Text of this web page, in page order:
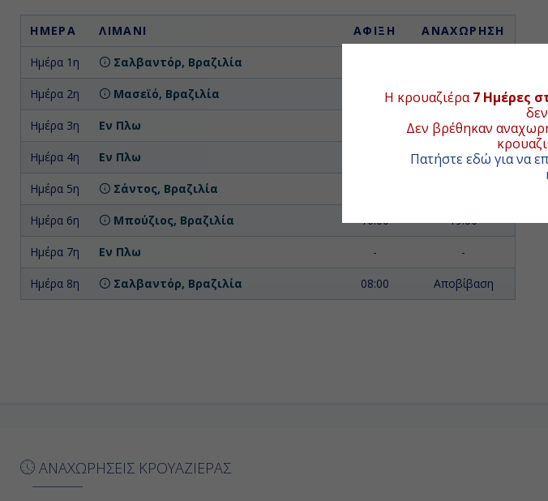
Η κρουαζιέρα7 Ημέρες
Δεν βρέθηκαν
Πατήστε εδώ για να
ΗΜΕΡΑ ΛΙΜΑΝΙ ΑΦΙΞΗ ΑΝΑΧΩΡΗΣΗ
Ημέρα 1η Σαλβαντόρ, Βραζιλία
Ημέρα 2η Μασεϊό, Βραζιλία 09:00 17:00
Ημέρα 3η Εν Πλω -
Ημέρα 4η Εν Πλω -
Ημέρα 5η Σάντος, Βραζιλία
Ημέρα 6η Μπούζιος, Βραζιλία 10:00 19:00
Ημέρα 7η Εν Πλω - -
Ημέρα 8η Σαλβαντόρ, Βραζιλία 08:00 Αποβίβαση
ΑΝΑΧΩΡΗΣΕΙΣ ΚΡΟΥΑΖΙΕΡΑΣ